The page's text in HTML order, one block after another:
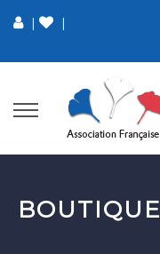
| |
BOUTIQUE